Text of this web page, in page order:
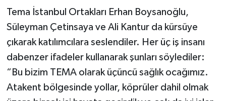
Tema İstanbul Ortakları Erhan Boysanoğlu,
Süleyman Çetinsaya ve Ali Kantur da kürsüye
çıkarak katılımcılara seslendiler. Her üç iş insanı
dabenzer ifadeler kullanarak şunları söylediler:
“Bu bizim TEMA olarak üçüncü sağlık ocağımız.
Atakent bölgesinde yollar, köprüler dahil olmak